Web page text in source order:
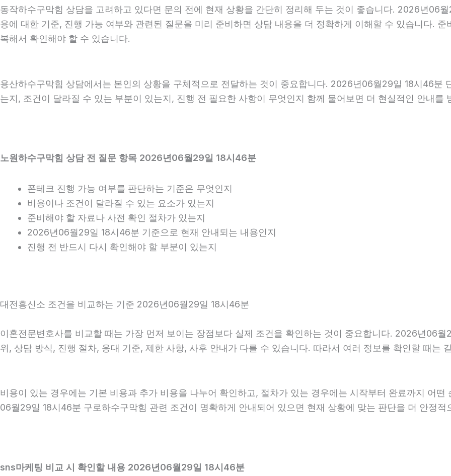
동작하수구막힘 상담을 고려하고 있다면 문의 전에 현재 상황을 간단히 정리해 두는 것이 좋습니다. 2026년06
용에 대한 기준, 진행 가능 여부와 관련된 질문을 미리 준비하면 상담 내용을 더 정확하게 이해할 수 있습니다.
복해서 확인해야 할 수 있습니다.
용산하수구막힘 상담에서는 본인의 상황을 구체적으로 전달하는 것이 중요합니다. 2026년06월29일 18시46분
는지, 조건이 달라질 수 있는 부분이 있는지, 진행 전 필요한 사항이 무엇인지 함께 물어보면 더 현실적인 안내를
노원하수구막힘 상담 전 질문 항목 2026년06월29일 18시46분
폰테크 진행 가능 여부를 판단하는 기준은 무엇인지
비용이나 조건이 달라질 수 있는 요소가 있는지
준비해야 할 자료나 사전 확인 절차가 있는지
2026년06월29일 18시46분 기준으로 현재 안내되는 내용인지
진행 전 반드시 다시 확인해야 할 부분이 있는지
대전흥신소 조건을 비교하는 기준 2026년06월29일 18시46분
이혼전문변호사를 비교할 때는 가장 먼저 보이는 장점보다 실제 조건을 확인하는 것이 중요합니다. 2026년06
위, 상담 방식, 진행 절차, 응대 기준, 제한 사항, 사후 안내가 다를 수 있습니다. 따라서 여러 정보를 확인할 때는
비용이 있는 경우에는 기본 비용과 추가 비용을 나누어 확인하고, 절차가 있는 경우에는 시작부터 완료까지 어
06월29일 18시46분 구로하수구막힘 관련 조건이 명확하게 안내되어 있으면 현재 상황에 맞는 판단을 더 안정적
sns마케팅 비교 시 확인할 내용 2026년06월29일 18시46분